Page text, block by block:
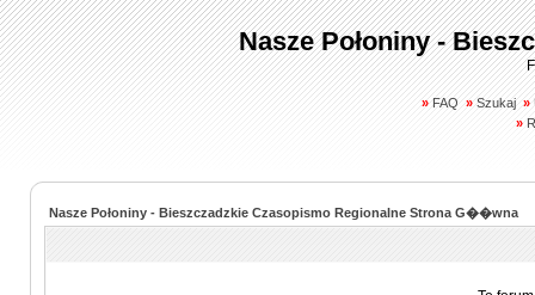
Nasze Połoniny -
» FAQ » Szukaj »
»
Nasze Połoniny - Bieszczadzkie Czasopismo Regionalne Strona G��wna